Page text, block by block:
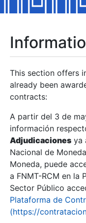
Show/Hide
Show/Hide
Show/Hide
This section offers
already been
contracts:
A partir del 3 de
información
Adjudicaciones ya
Nacional de
Moneda, puede
a FNMT-RCM en la
Sector Público
Plataforma de
(https://